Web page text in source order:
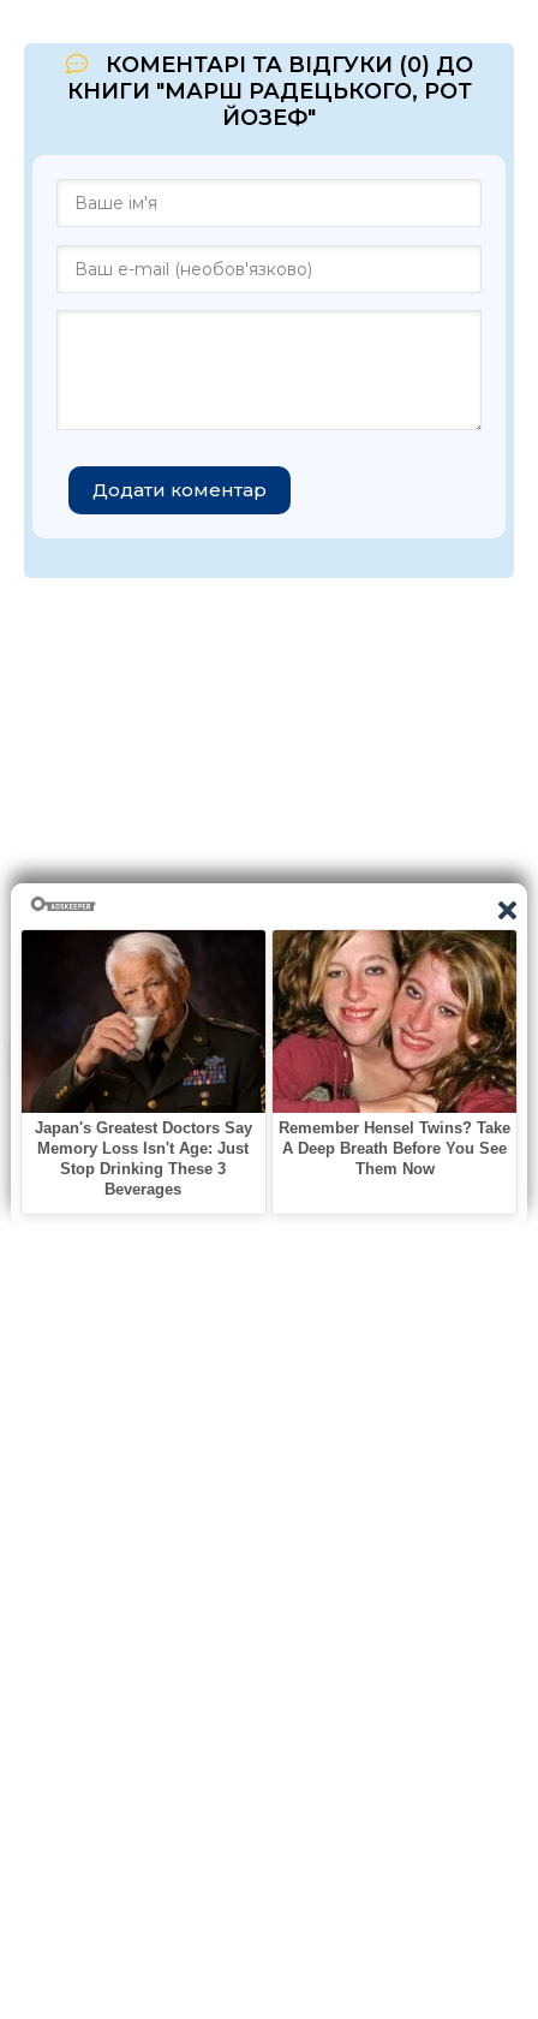
КОМЕНТАРІ ТА ВІДГУКИ (0) ДО
КНИГИ "МАРШ РАДЕЦЬКОГО, РОТ
ЙОЗЕФ"
Додати коментар